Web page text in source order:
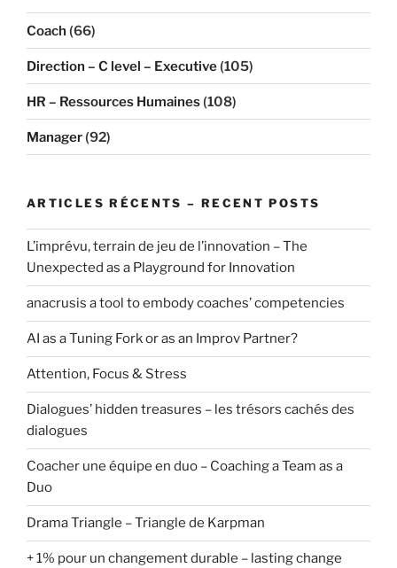
Coach (66)
Direction – C level – Executive(105)
HR – Ressources Humaines(108)
Manager(92)
ARTICLES RÉCENTS – RECENT POSTS
L’imprévu, terrain de jeu de l’innovation – The
Unexpected as a Playground for Innovation
anacrusis a tool to embody coaches’ competencies
AI as a Tuning Fork or as an Improv Partner?
Attention, Focus & Stress
Dialogues’ hidden treasures – les trésors cachés des
dialogues
Coacher une équipe en duo – Coaching a Team as a
Duo
Drama Triangle – Triangle de Karpman
+ 1% pour un changement durable – lasting change